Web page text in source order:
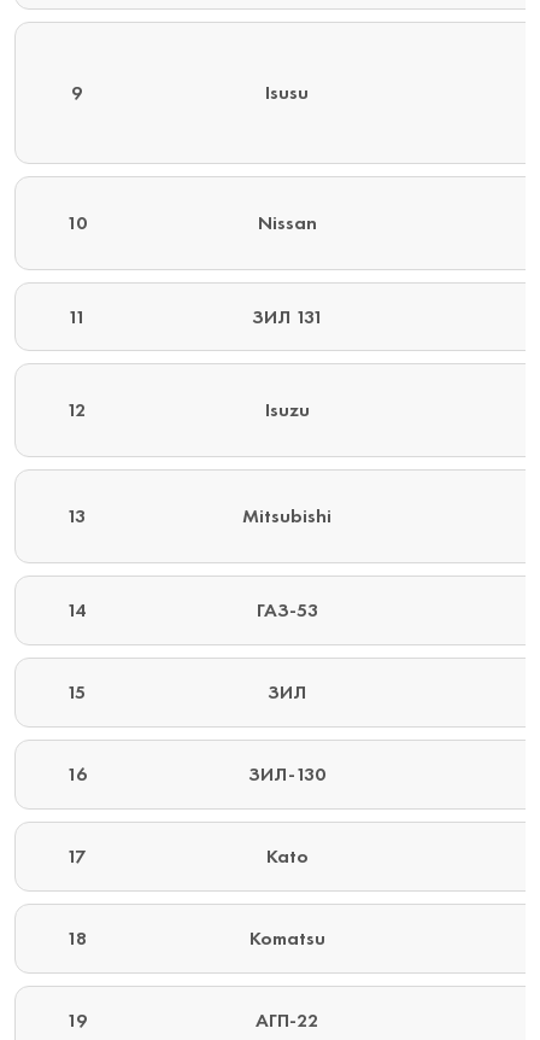
9 Isusu
10 Nissan
11 ЗИЛ 131
12 Isuzu
13 Mitsubishi
14 ГАЗ-53
15 ЗИЛ
16 ЗИЛ-130
17 Kato
18 Komatsu
19 АГП-22